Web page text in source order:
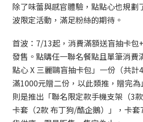
除了味蕾與感官體驗，點點心也規劃
波限定活動，滿足粉絲的期待。
首波：7/13起，消費滿額送盲抽卡包
發售。點購任一聯名餐點且單筆消費
點心 X 三麗鷗盲抽卡包」一份（共計
滿1000元贈二份，以此類推，贈完
則是推出「聯名限定款手機支架（3
卡套（2款 布丁狗/酷企鵝）」，卡